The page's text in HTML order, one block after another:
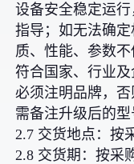
设备安全稳定运
指导；如无法确
质、性能、参数
符合国家、行业
必须注明品牌，
需备注升级后的型
2.7 交货地点：按
2.8 交货期：按采